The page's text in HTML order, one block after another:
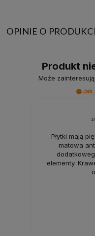
OPINIE O
Produkt
Może
Jak
Płytki mają
matowa
elementy.